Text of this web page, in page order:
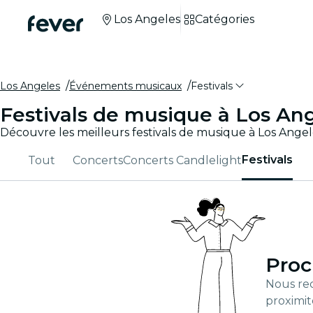
Los Angeles Catégories
Los Angeles Événements musicaux Festivals
Festivals de musique à Los
Découvre les meilleurs festivals de musique à Los
Tout ConcertsConcerts CandlelightFestivals
Nous